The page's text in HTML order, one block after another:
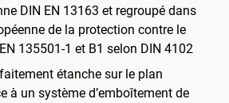
DIN EN 13163 et regroupé dans
de la protection contre le
135501-1 et B1 selon DIN 4102
étanche sur le plan
à un système d’emboîtement de